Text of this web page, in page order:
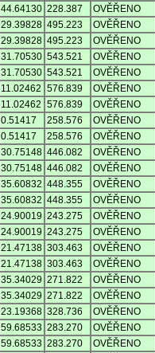
44.64130 228.387 OVĚŘENO
29.39828 495.223 OVĚŘENO
29.39828 495.223 OVĚŘENO
31.70530 543.521 OVĚŘENO
31.70530 543.521 OVĚŘENO
11.02462 576.839 OVĚŘENO
11.02462 576.839 OVĚŘENO
0.51417 258.576 OVĚŘENO
0.51417 258.576 OVĚŘENO
30.75148 446.082 OVĚŘENO
30.75148 446.082 OVĚŘENO
35.60832 448.355 OVĚŘENO
35.60832 448.355 OVĚŘENO
24.90019 243.275 OVĚŘENO
24.90019 243.275 OVĚŘENO
21.47138 303.463 OVĚŘENO
21.47138 303.463 OVĚŘENO
35.34029 271.822 OVĚŘENO
35.34029 271.822 OVĚŘENO
23.19368 328.736 OVĚŘENO
59.68533 283.270 OVĚŘENO
59.68533 283.270 OVĚŘENO